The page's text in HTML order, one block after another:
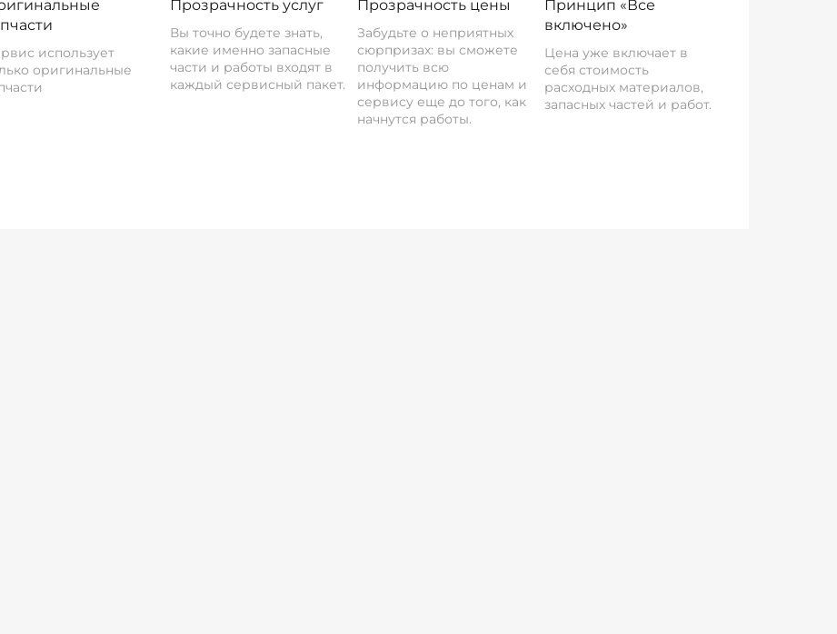
использует
оригинальные
Прозрачность услуг
Вы точно будете знать,
какие именно запасные
части и работы входят в
каждый сервисный пакет.
Прозрачность цены
Забудьте о неприятных
сюрпризах: вы сможете
получить всю
информацию по ценам и
сервису еще до того, как
начнутся работы.
Принцип «Все
включено»
Цена уже включает в
себя стоимость
расходных материалов,
запасных частей и работ.